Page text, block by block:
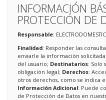
INFORMACIÓN
PROTECCIÓN DE
Responsable:
Finalidad: Responder las
enviarle la información solicitada;
del usuario; Destinatarios: Solo
obligación legal; Derechos:
otros derechos, como se indica
Información Adicional: Puede
de Protección de Datos en